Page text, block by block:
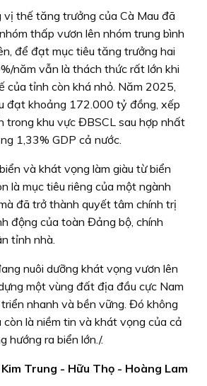
thế tăng trưởng của Cà Mau đã
thấp vươn lên nhóm trung bình
để đạt mục tiêu tăng trưởng hai
năm vẫn là thách thức rất lớn khi
của tỉnh còn khá nhỏ. Năm 2025,
đạt khoảng 172.000 tỷ đồng, xếp
trong khu vực ĐBSCL sau hợp nhất
1,33% GDP cả nước.
và khát vọng làm giàu từ biển
là mục tiêu riêng của một ngành
đã trở thành quyết tâm chính trị
động của toàn Đảng bộ, chính
tỉnh nhà.
nuôi dưỡng khát vọng vươn lên
một vùng đất địa đầu cực Nam
nhanh và bền vững. Đó không
còn là niềm tin và khát vọng của cả
hướng ra biển lớn./.
Trung - Hữu Thọ - Hoàng Lam